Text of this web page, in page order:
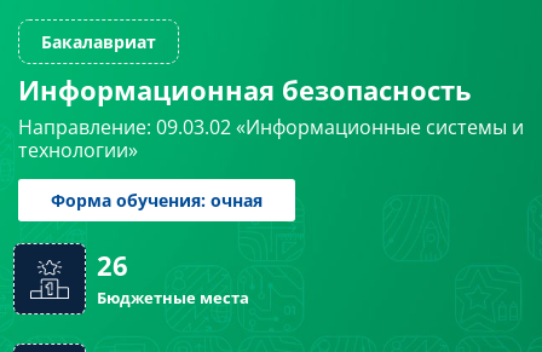
Студентам
Преподавателям
Слушателям
Партнерам
Бакалавриат
Информационная безопасность
Направление: 09.03.02 «Информационные системы и
технологии»
Форма обучения: очная